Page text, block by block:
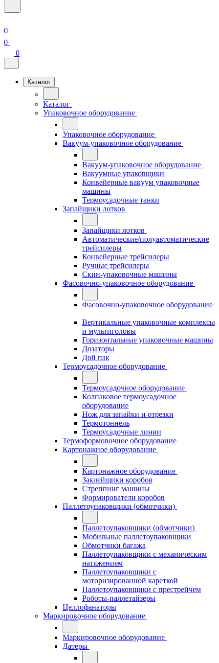
0
0
0
Каталог
Каталог
Упаковочное оборудование
Упаковочное оборудование
Вакуум-упаковочное оборудование
Вакуум-упаковочное оборудование
Вакуумные упаковщики
Конвейерные вакуум упаковочные
машины
Термоусадочные танки
Запайщики лотков
Запайщики лотков
Автоматические/полуавтоматические
трейсилеры
Конвейерные трейсилеры
Ручные трейсилеры
Скин-упаковочные машины
Фасовочно-упаковочное оборудование
Фасовочно-упаковочное оборудование
Вертикальные упаковочные комплексы
и мультиголовы
Горизонтальные упаковочные машины
Дозаторы
Дой пак
Термоусадочное оборудование
Термоусадочное оборудование
Колпаковое термоусадочное
оборудование
Нож для запайки и отрезки
Термотоннель
Термоусадочные линии
Термоформовочное оборудование
Картонажное оборудование
Картонажное оборудование
Заклейщики коробов
Стреппинг машины
Формирователи коробов
Паллетоупаковщики (обмотчики)
Паллетоупаковщики (обмотчики)
Мобильные паллетоупаковщики
Обмотчики багажа
Паллетоупаковщики с механическим
натяжением
Паллетоупаковщики с
моторизированной кареткой
Паллетоупаковщики с престрейчем
Роботы-паллетайзеры
Целлофанаторы
Маркировочное оборудование
Маркировочное оборудование
Датеры